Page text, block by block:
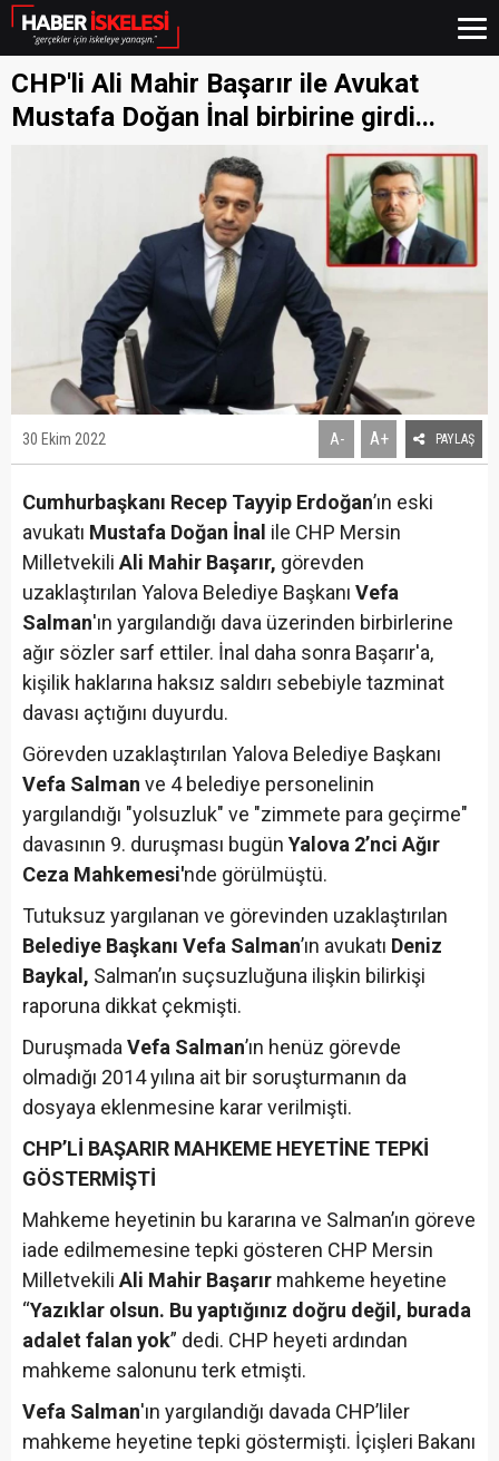
CHP'li Ali Mahir Başarır ile Avukat
Mustafa Doğan İnal birbirine girdi...
30 Ekim 2022 A- A+ PAYLAŞ
Cumhurbaşkanı Recep Tayyip Erdoğan’ın eski
avukatı Mustafa Doğan İnal ile CHP Mersin
Milletvekili Ali Mahir Başarır, görevden
uzaklaştırılan Yalova Belediye Başkanı Vefa
Salman'ın yargılandığı dava üzerinden birbirlerine
ağır sözler sarf ettiler. İnal daha sonra Başarır'a,
kişilik haklarına haksız saldırı sebebiyle tazminat
davası açtığını duyurdu.
Görevden uzaklaştırılan Yalova Belediye Başkanı
Vefa Salman ve 4 belediye personelinin
yargılandığı "yolsuzluk" ve "zimmete para geçirme"
davasının 9. duruşması bugün Yalova 2’nci Ağır
Ceza Mahkemesi'nde görülmüştü.
Tutuksuz yargılanan ve görevinden uzaklaştırılan
Belediye Başkanı Vefa Salman’ın avukatı Deniz
Baykal, Salman’ın suçsuzluğuna ilişkin bilirkişi
raporuna dikkat çekmişti.
Duruşmada Vefa Salman’ın henüz görevde
olmadığı 2014 yılına ait bir soruşturmanın da
dosyaya eklenmesine karar verilmişti.
CHP’Lİ BAŞARIR MAHKEME HEYETİNE TEPKİ
GÖSTERMİŞTİ
Mahkeme heyetinin bu kararına ve Salman’ın göreve
iade edilmemesine tepki gösteren CHP Mersin
Milletvekili Ali Mahir Başarır mahkeme heyetine
“Yazıklar olsun. Bu yaptığınız doğru değil, burada
adalet falan yok” dedi. CHP heyeti ardından
mahkeme salonunu terk etmişti.
Vefa Salman'ın yargılandığı davada CHP’liler
mahkeme heyetine tepki göstermişti. İçişleri Bakanı